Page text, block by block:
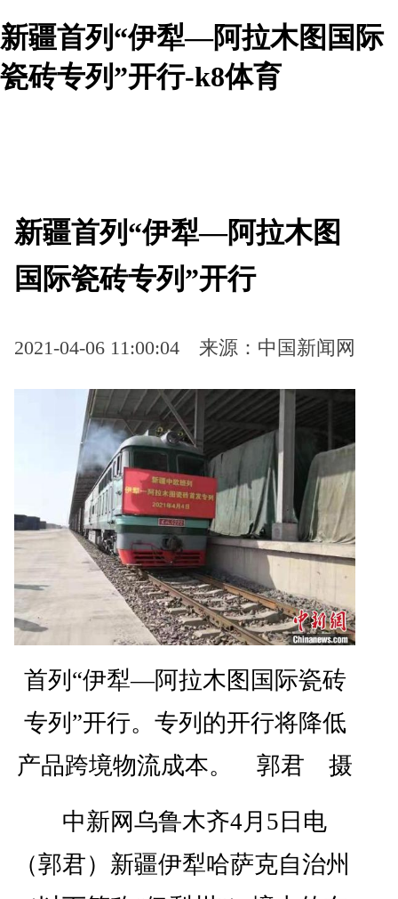
新疆首列“伊犁—阿拉木图国际
瓷砖专列”开行-k8体育
新疆首列“伊犁—阿拉木图
国际瓷砖专列”开行
2021-04-06 11:00:04 来源：中国新闻网
首列“伊犁—阿拉木图国际瓷砖
专列”开行。专列的开行将降低
产品跨境物流成本。 郭君 摄
中新网乌鲁木齐4月5日电
（郭君）新疆伊犁哈萨克自治州